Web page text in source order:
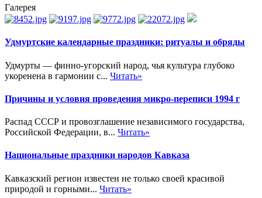
Галерея
Удмуртские календарные праздники: ритуалы и обряды
Удмурты — финно-угорский народ, чья культура глубоко
укоренена в гармонии с... Читать»
Причины и условия проведения микро-переписи 1994 г
Распад СССР и провозглашение независимого государства,
Российской Федерации, в... Читать»
Национальные праздники народов Кавказа
Кавказский регион известен не только своей красивой
природой и горными... Читать»